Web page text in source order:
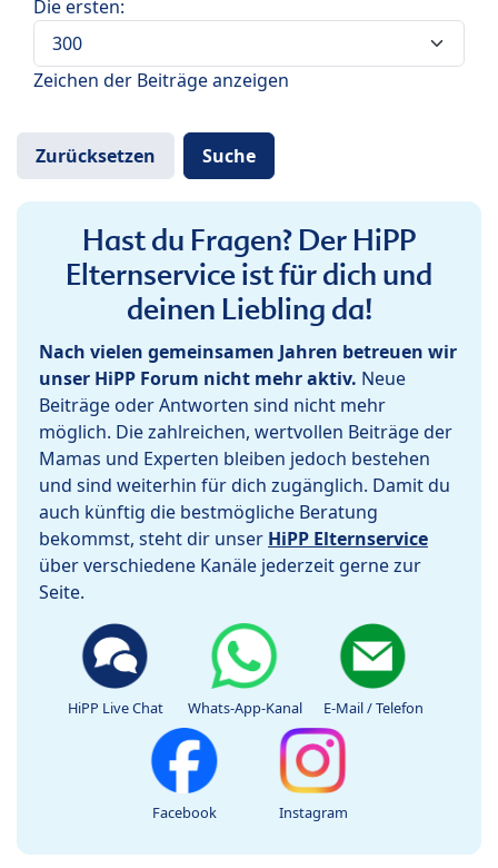
Die ersten:
Zeichen der Beiträge anzeigen
Hast du Fragen? Der HiPP
Elternservice ist für dich und
deinen Liebling da!
Nach vielen gemeinsamen Jahren betreuen wir
unser HiPP Forum nicht mehr aktiv. Neue
Beiträge oder Antworten sind nicht mehr
möglich. Die zahlreichen, wertvollen Beiträge der
Mamas und Experten bleiben jedoch bestehen
und sind weiterhin für dich zugänglich. Damit du
auch künftig die bestmögliche Beratung
bekommst, steht dir unser HiPP Elternservice
über verschiedene Kanäle jederzeit gerne zur
Seite.
HiPP Live Chat Whats-App-Kanal E-Mail / Telefon
Facebook Instagram